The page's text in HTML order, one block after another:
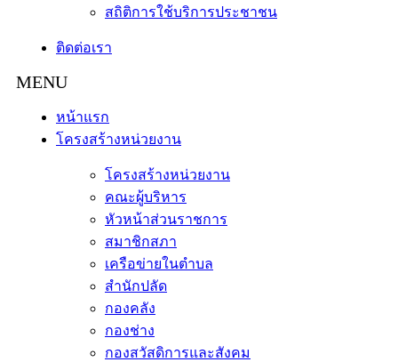
สถิติการใช้บริการประชาชน
ติดต่อเรา
หน้าแรก
โครงสร้างหน่วยงาน
โครงสร้างหน่วยงาน
คณะผู้บริหาร
หัวหน้าส่วนราชการ
สมาชิกสภา
เครือข่ายในตำบล
สำนักปลัด
กองคลัง
กองช่าง
กองสวัสดิการและสังคม